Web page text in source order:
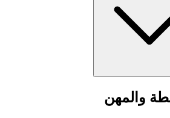
والمهن